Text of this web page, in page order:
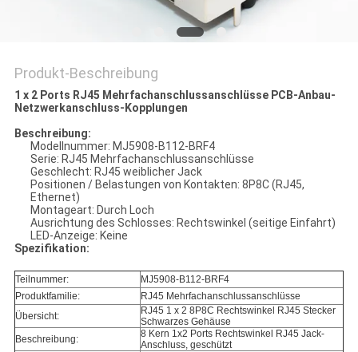
Produkt-Beschreibung
1 x 2 Ports RJ45 Mehrfachanschlussanschlüsse PCB-Anbau-
Netzwerkanschluss-Kopplungen
Beschreibung:
Modellnummer: MJ5908-B112-BRF4
Serie: RJ45 Mehrfachanschlussanschlüsse
Geschlecht: RJ45 weiblicher Jack
Positionen / Belastungen von Kontakten: 8P8C (RJ45,
Ethernet)
Montageart: Durch Loch
Ausrichtung des Schlosses: Rechtswinkel (seitige Einfahrt)
LED-Anzeige: Keine
Spezifikation:
Teilnummer:
MJ5908-B112-BRF4
Produktfamilie:
RJ45 Mehrfachanschlussanschlüsse
Übersicht:
RJ45 1 x 2 8P8C Rechtswinkel RJ45 Stecker
Schwarzes Gehäuse
Beschreibung:
8 Kern 1x2 Ports Rechtswinkel RJ45 Jack-
Anschluss, geschützt